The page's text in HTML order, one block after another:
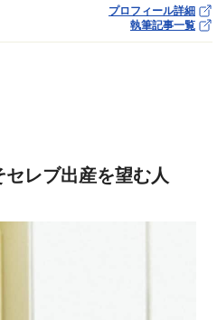
プロフィール詳細
執筆記事一覧
レブ出産を望む人